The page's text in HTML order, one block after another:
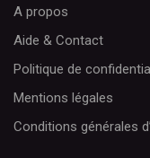
A propos
Aide & Contact
Politique de
Mentions légales
Conditions générales